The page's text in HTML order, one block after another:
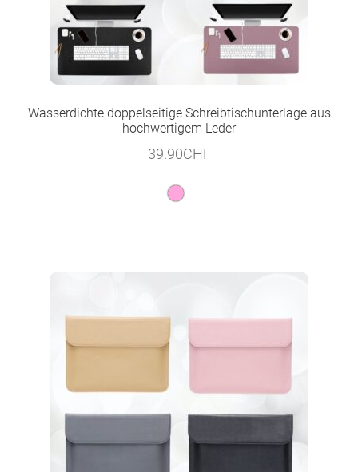
Wasserdichte doppelseitige Schreibtischunterlage aus
hochwertigem Leder
39.90CHF